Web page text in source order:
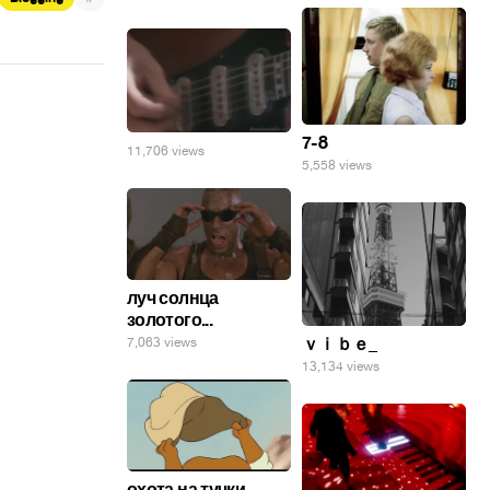
7-8
5,558 views
11,706 views
луч солнца
золотого...
7,063 views ｖｉｂｅ_
13,134 views